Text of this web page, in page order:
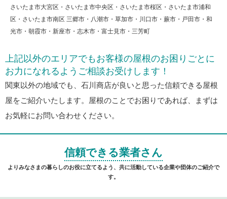
さいたま市大宮区・さいたま市中央区・さいたま市桜区・さいたま市浦和
区・さいたま市南区 三郷市・八潮市・草加市・川口市・蕨市・戸田市・和
光市・朝霞市・新座市・志木市・富士見市・三芳町
上記以外のエリアでもお客様の屋根のお困りごとに
お力になれるようご相談お受けします！
関東以外の地域でも、石川商店が良いと思った信頼できる屋根
屋をご紹介いたします。屋根のことでお困りであれば、まずは
お気軽にお問い合わせください。
信頼できる業者さん
よりみなさまの暮らしのお役に立てるよう、共に活動している企業や団体のご紹介で
す。